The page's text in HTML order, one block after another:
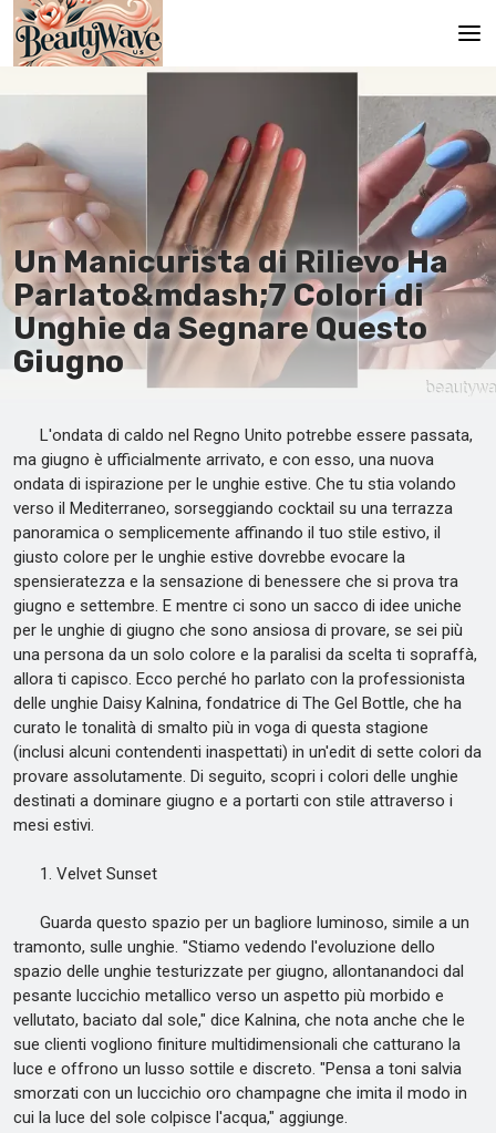
Pagina principale
En
Es
Ru
It
De
Un Manicurista di Rilievo Ha
Parlato&mdash;7 Colori di
Unghie da Segnare Questo
Giugno
L'ondata di caldo nel Regno Unito potrebbe essere passata,
ma giugno è ufficialmente arrivato, e con esso, una nuova
ondata di ispirazione per le unghie estive. Che tu stia volando
verso il Mediterraneo, sorseggiando cocktail su una terrazza
panoramica o semplicemente affinando il tuo stile estivo, il
giusto colore per le unghie estive dovrebbe evocare la
spensieratezza e la sensazione di benessere che si prova tra
giugno e settembre. E mentre ci sono un sacco di idee uniche
per le unghie di giugno che sono ansiosa di provare, se sei più
una persona da un solo colore e la paralisi da scelta ti sopraffà,
allora ti capisco. Ecco perché ho parlato con la professionista
delle unghie Daisy Kalnina, fondatrice di The Gel Bottle, che ha
curato le tonalità di smalto più in voga di questa stagione
(inclusi alcuni contendenti inaspettati) in un'edit di sette colori da
provare assolutamente. Di seguito, scopri i colori delle unghie
destinati a dominare giugno e a portarti con stile attraverso i
mesi estivi.
1. Velvet Sunset
Guarda questo spazio per un bagliore luminoso, simile a un
tramonto, sulle unghie. "Stiamo vedendo l'evoluzione dello
spazio delle unghie testurizzate per giugno, allontanandoci dal
pesante luccichio metallico verso un aspetto più morbido e
vellutato, baciato dal sole," dice Kalnina, che nota anche che le
sue clienti vogliono finiture multidimensionali che catturano la
luce e offrono un lusso sottile e discreto. "Pensa a toni salvia
smorzati con un luccichio oro champagne che imita il modo in
cui la luce del sole colpisce l'acqua," aggiunge.